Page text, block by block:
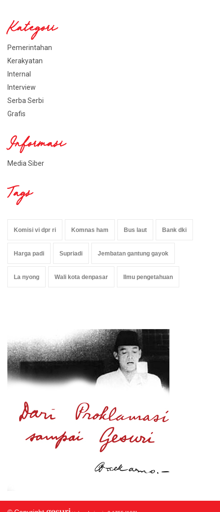
Kategori
Pemerintahan
Kerakyatan
Internal
Interview
Serba Serbi
Grafis
Informasi
Media Siber
Tags
Komisi vi dpr ri Komnas ham Bus laut Bank dki
Harga padi Supriadi Jembatan gantung gayok
La nyong Wali kota denpasar Ilmu pengetahuan